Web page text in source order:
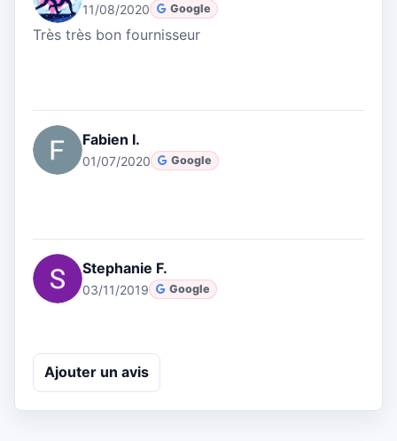
11/08/2020 Google
Très très bon fournisseur
Fabien I.
01/07/2020 Google
Stephanie F.
03/11/2019 Google
Ajouter un avis